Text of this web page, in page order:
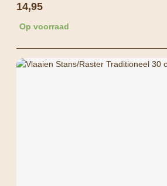
14,95
Op voorraad